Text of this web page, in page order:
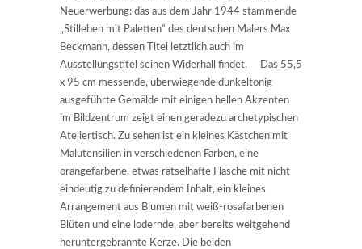
Neuerwerbung: das aus dem Jahr 1944 stammende
„Stilleben mit Paletten“ des deutschen Malers Max
Beckmann, dessen Titel letztlich auch im
Ausstellungstitel seinen Widerhall findet. Das 55,5
x 95 cm messende, überwiegende dunkeltonig
ausgeführte Gemälde mit einigen hellen Akzenten
im Bildzentrum zeigt einen geradezu archetypischen
Ateliertisch. Zu sehen ist ein kleines Kästchen mit
Malutensilien in verschiedenen Farben, eine
orangefarbene, etwas rätselhafte Flasche mit nicht
eindeutig zu definierendem Inhalt, ein kleines
Arrangement aus Blumen mit weiß-rosafarbenen
Blüten und eine lodernde, aber bereits weitgehend
heruntergebrannte Kerze. Die beiden